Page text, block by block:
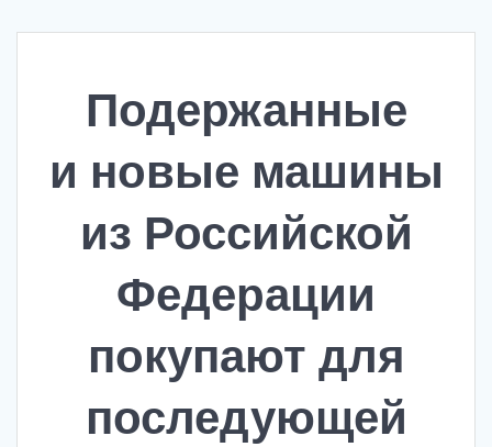
Подержанные
и новые машины
из Российской
Федерации
покупают для
последующей